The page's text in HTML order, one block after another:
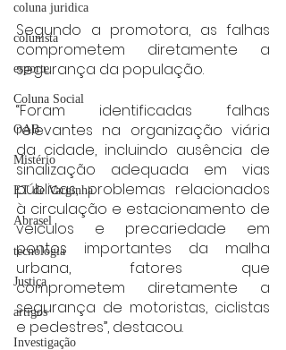
coluna juridica
colunista
esporte
Coluna Social
OAB
Mistério
ET de Varginha
Abrasel
tecnologia
Justiça
artigos
Investigação
Segundo a promotora, as falhas
comprometem diretamente a
segurança da população.
“Foram identificadas falhas
relevantes na organização viária
da cidade, incluindo ausência de
sinalização adequada em vias
públicas, problemas relacionados
à circulação e estacionamento de
veículos e precariedade em
pontos importantes da malha
urbana, fatores que
comprometem diretamente a
segurança de motoristas, ciclistas
e pedestres”, destacou.